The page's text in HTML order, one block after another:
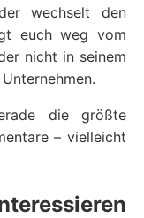
wechselt den
euch weg vom
nicht in seinem
die größte
– vielleicht